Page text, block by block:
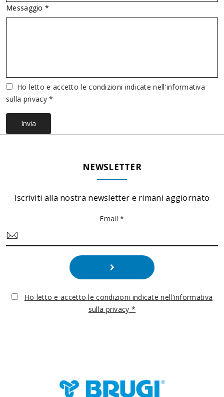
Messaggio *
VuotoHo letto e accetto le condizioni indicate nell'informativa
sulla privacy *
Invia
NEWSLETTER
Iscriviti alla nostra newsletter e rimani aggiornato
Email *
Ho letto e accetto le condizioni indicate nell'informativa
sulla privacy *